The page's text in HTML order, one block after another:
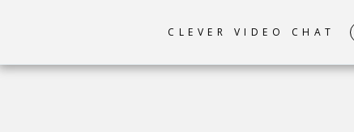
CLEVER VIDEO CHAT